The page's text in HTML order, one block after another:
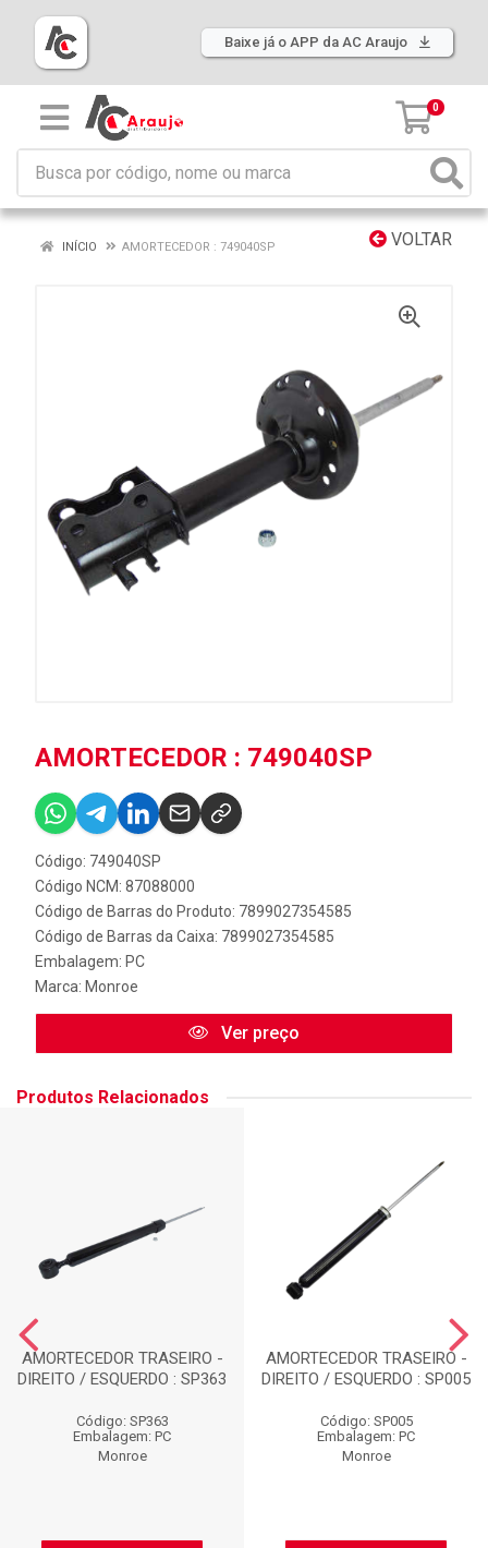
Baixe já o APP da AC Araujo
0
VOLTAR
INÍCIO AMORTECEDOR : 749040SP
AMORTECEDOR : 749040SP
Código: 749040SP
Código NCM: 87088000
Código de Barras do Produto: 7899027354585
Código de Barras da Caixa: 7899027354585
Embalagem: PC
Marca: Monroe
Ver preço
Produtos Relacionados
AMORTECEDOR TRASEIRO -
DIREITO / ESQUERDO : SP363
Código: SP363
Embalagem: PC
Monroe
AMORTECEDOR TRASEIRO -
DIREITO / ESQUERDO : SP005
Código: SP005
Embalagem: PC
Monroe